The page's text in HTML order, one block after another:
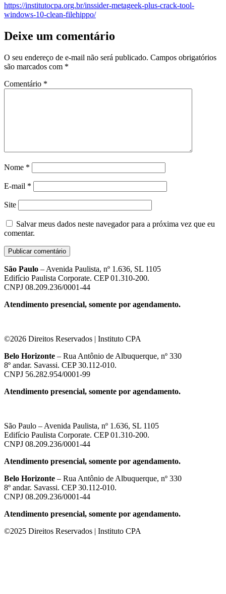
https://institutocpa.org.br/inssider-metageek-plus-crack-tool-
windows-10-clean-filehippo/
Deixe um comentário
O seu endereço de e-mail não será publicado. Campos obrigatórios
são marcados com *
Comentário *
Nome *
E-mail *
Site
Salvar meus dados neste navegador para a próxima vez que eu
comentar.
São Paulo – Avenida Paulista, nº 1.636, SL 1105
Edifício Paulista Corporate. CEP 01.310-200.
CNPJ 08.209.236/0001-44
Atendimento presencial, somente por agendamento.
©2026 Direitos Reservados | Instituto CPA
Belo Horizonte – Rua Antônio de Albuquerque, nº 330
8º andar. Savassi. CEP 30.112-010.
CNPJ 56.282.954/0001-99
Atendimento presencial, somente por agendamento.
São Paulo – Avenida Paulista, nº 1.636, SL 1105
Edifício Paulista Corporate. CEP 01.310-200.
CNPJ 08.209.236/0001-44
Atendimento presencial, somente por agendamento.
Belo Horizonte – Rua Antônio de Albuquerque, nº 330
8º andar. Savassi. CEP 30.112-010.
CNPJ 08.209.236/0001-44
Atendimento presencial, somente por agendamento.
©2025 Direitos Reservados | Instituto CPA